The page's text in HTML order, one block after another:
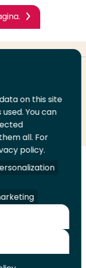
Contact
on this site
You can
all. For
policy.